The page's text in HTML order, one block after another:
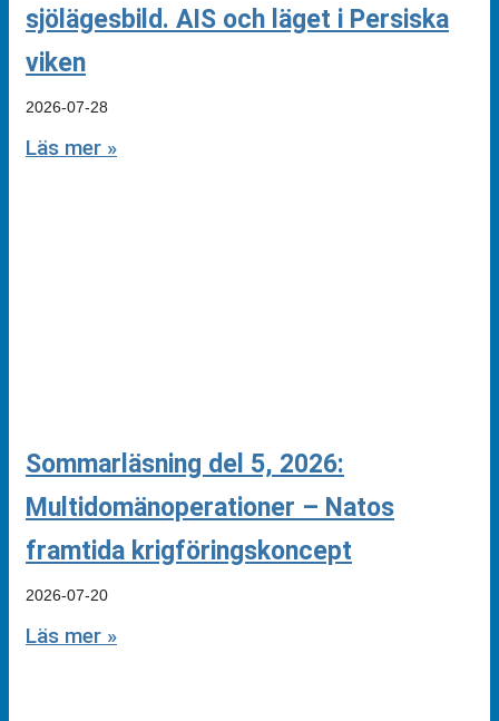
sjölägesbild. AIS och läget i Persiska
viken
2026-07-28
Läs mer »
Sommarläsning del 5, 2026:
Multidomänoperationer – Natos
framtida krigföringskoncept
2026-07-20
Läs mer »